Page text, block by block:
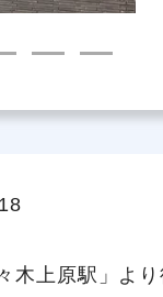
木上原駅」より